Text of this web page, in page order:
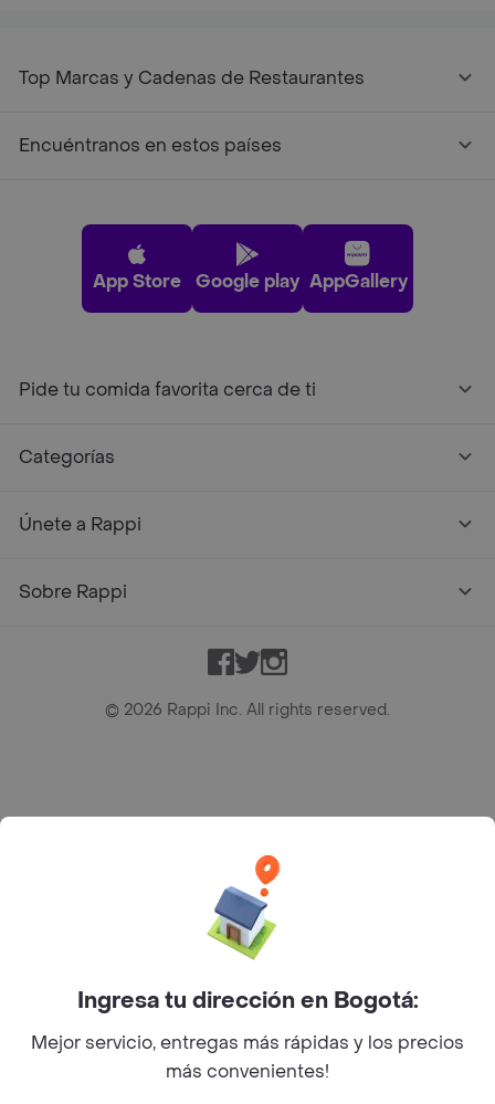
Top Marcas y Cadenas de Restaurantes
Encuéntranos en estos países
App Store Google play AppGallery
Pide tu comida favorita cerca de ti
Categorías
Únete a Rappi
Sobre Rappi
Facebook
TwitterInstagram
© 2026 Rappi Inc. All rights reserved.
Bogotá D.C. --- notificacionesrappi@rappi.com
Ingresa tu dirección en Bogotá:
Mejor servicio, entregas más rápidas y los precios
más convenientes!